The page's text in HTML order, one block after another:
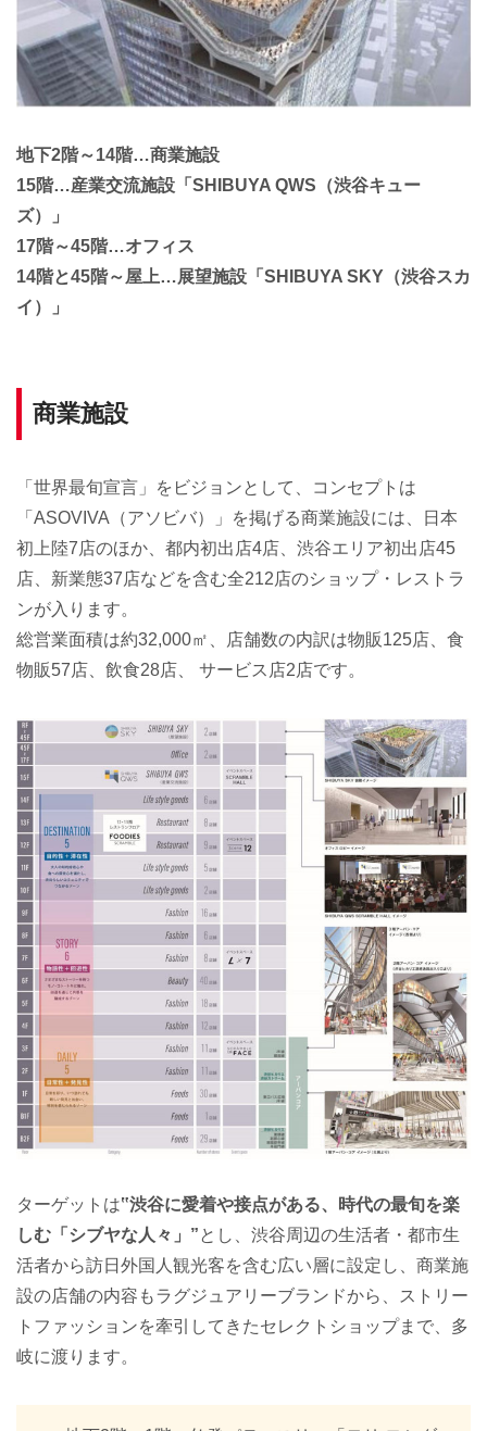
地下2階～14階…商業施設
15階…産業交流施設「SHIBUYA QWS（渋谷キュー
ズ）」
17階～45階…オフィス
14階と45階～屋上…展望施設「SHIBUYA SKY（渋谷スカ
イ）」
商業施設
「世界最旬宣言」をビジョンとして、コンセプトは
「ASOVIVA（アソビバ）」を掲げる商業施設には、日本
初上陸7店のほか、都内初出店4店、渋谷エリア初出店45
店、新業態37店などを含む全212店のショップ・レストラ
ンが入ります。
総営業面積は約32,000㎡、店舗数の内訳は物販125店、食
物販57店、飲食28店、 サービス店2店です。
ターゲットは‟渋谷に愛着や接点がある、時代の最旬を楽
しむ「シブヤな人々」”とし、渋谷周辺の生活者・都市生
活者から訪日外国人観光客を含む広い層に設定し、商業施
設の店舗の内容もラグジュアリーブランドから、ストリー
トファッションを牽引してきたセレクトショップまで、多
岐に渡ります。